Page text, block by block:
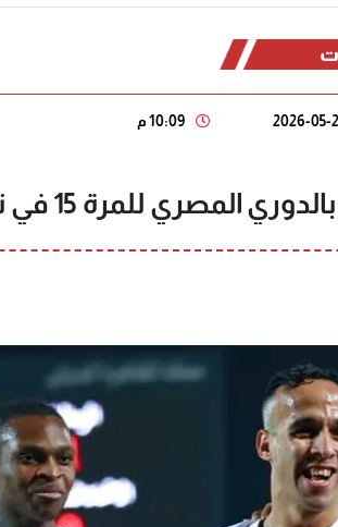
10:09 م
المصري للمرة 15 في تاريخه